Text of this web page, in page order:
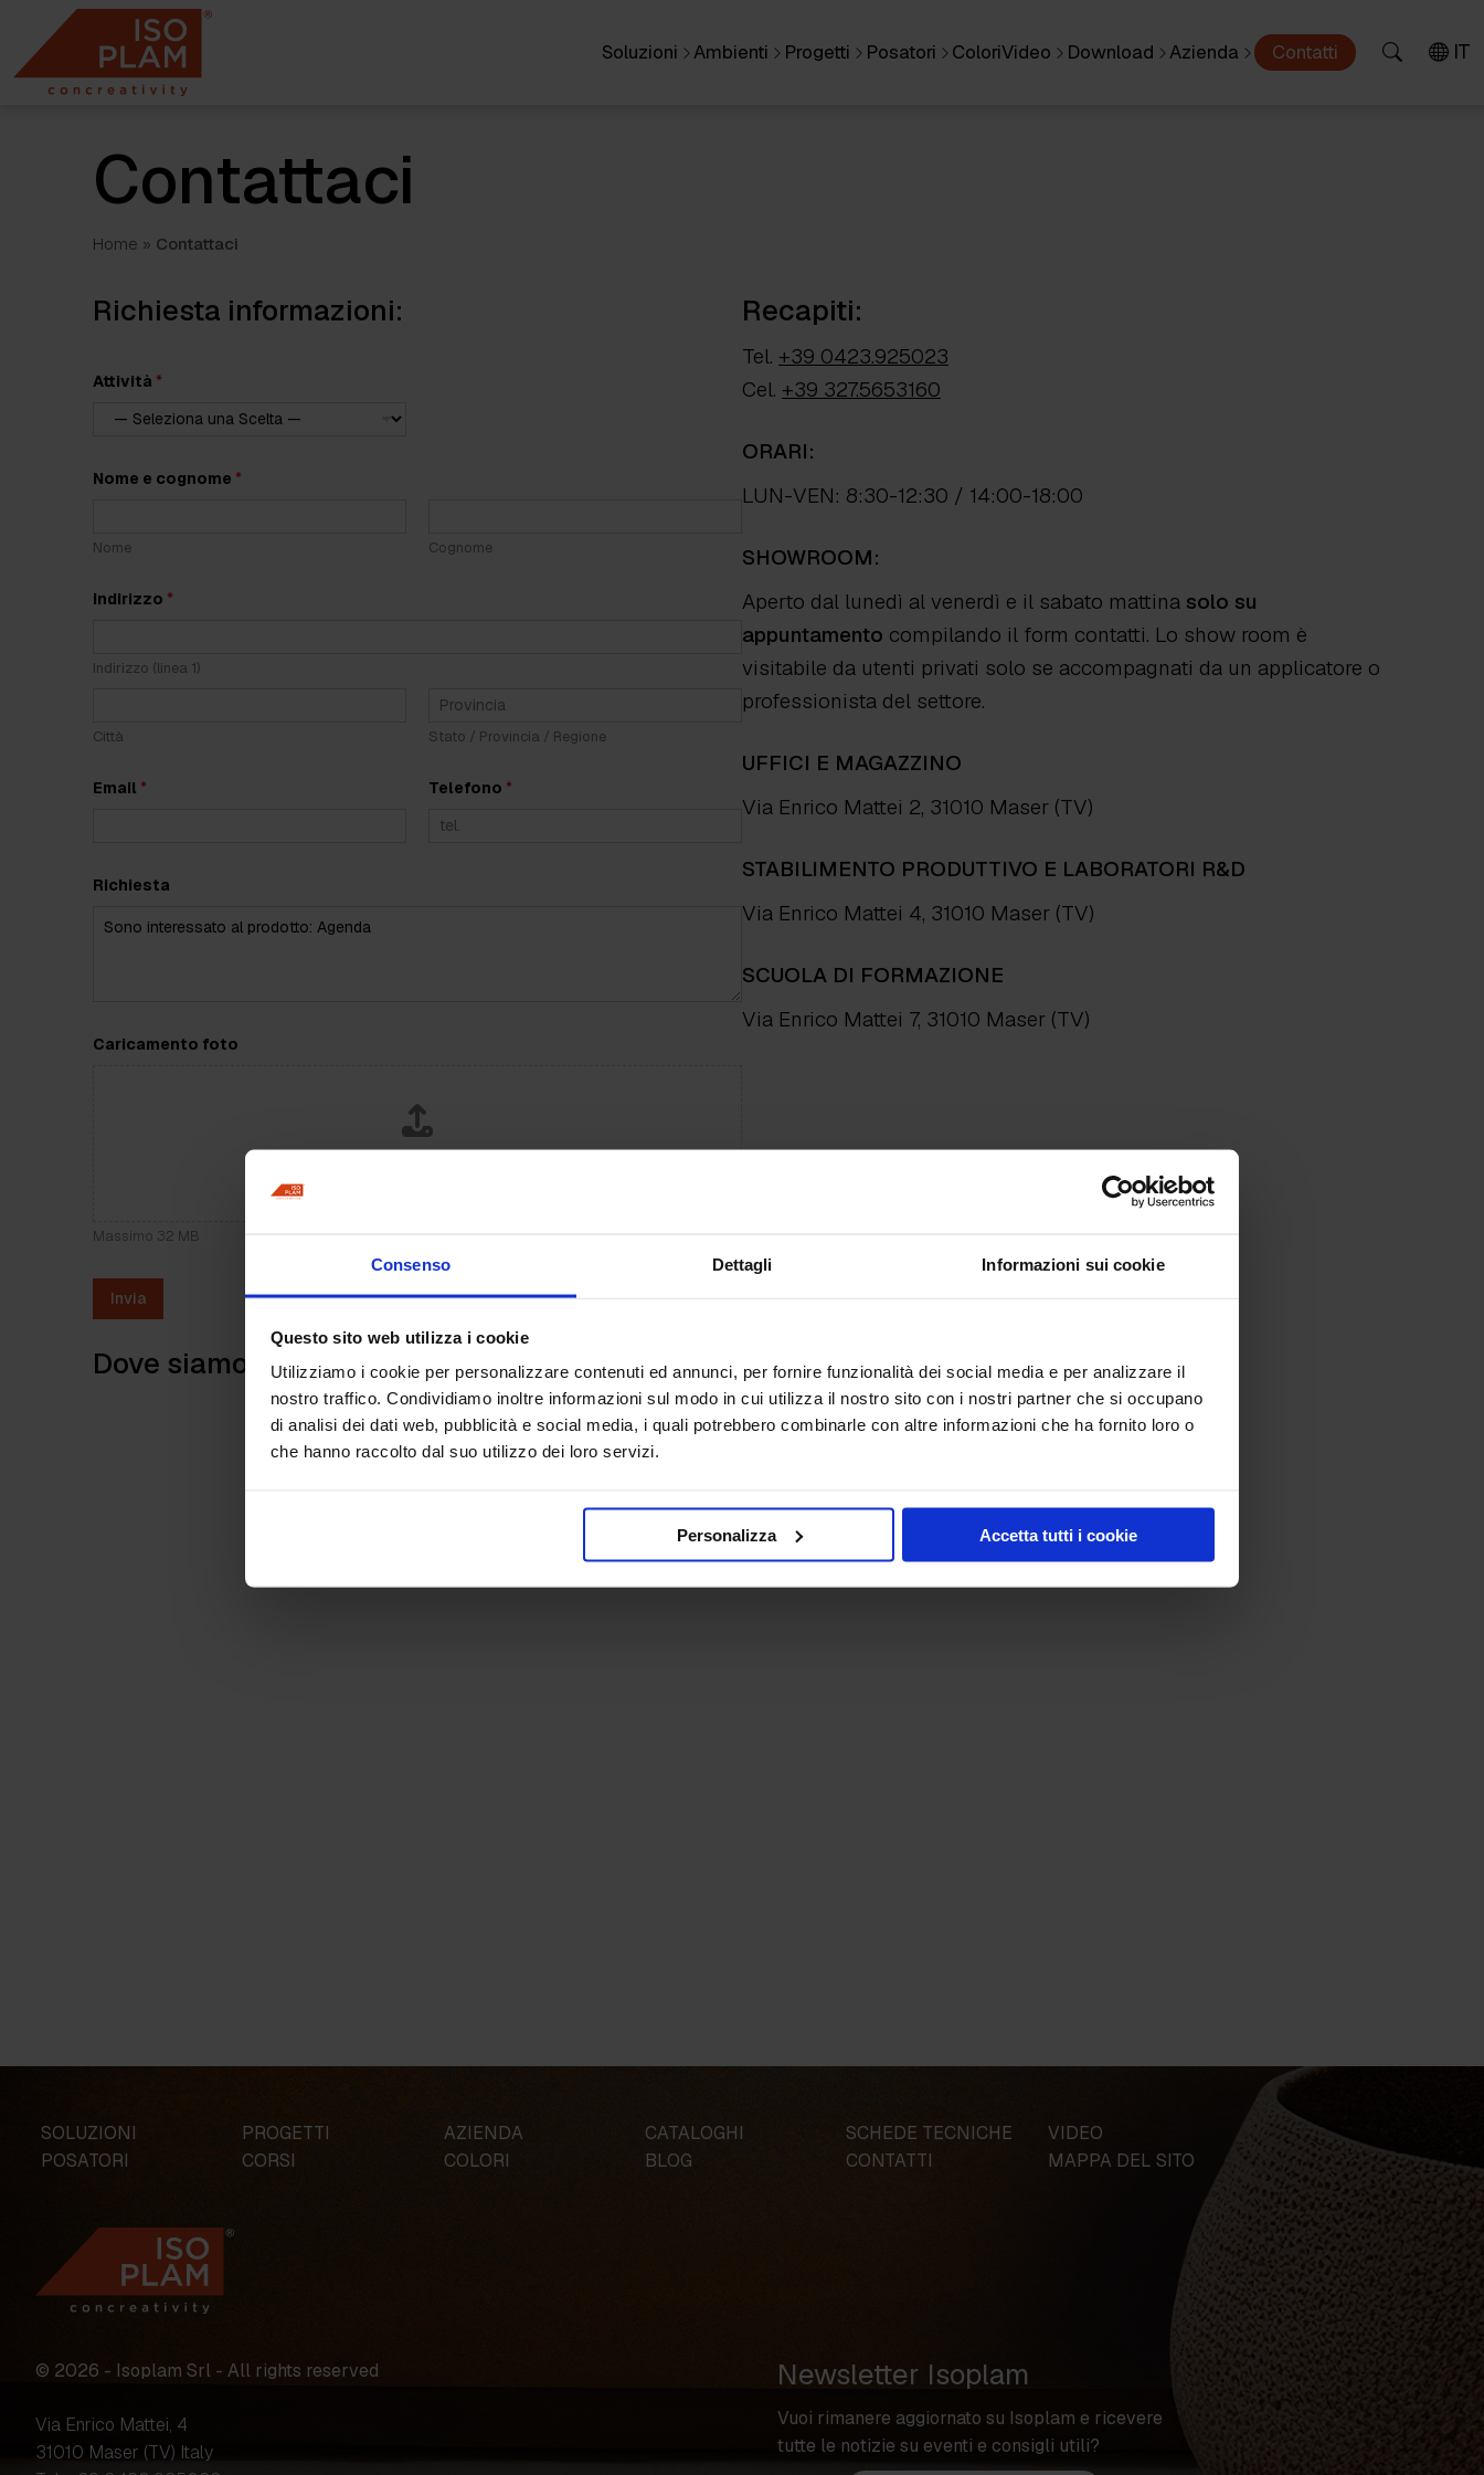
Consenso Dettagli Informazioni sui cookie
Questo sito web utilizza i cookie
Utilizziamo i cookie per personalizzare contenuti ed annunci, per fornire funzionalità dei social media e per analizzare il
nostro traffico. Condividiamo inoltre informazioni sul modo in cui utilizza il nostro sito con i nostri partner che si occupano
di analisi dei dati web, pubblicità e social media, i quali potrebbero combinarle con altre informazioni che ha fornito loro o
che hanno raccolto dal suo utilizzo dei loro servizi.
Personalizza Accetta tutti i cookie
content
Soluzioni Ambienti Progetti Posatori ColoriVideo Download Azienda Contatti IT
Contattaci
Home » Contattaci
Richiesta informazioni:
Attività *
n
l
s
i
Nome e cognome *
Nome Cognome
Indirizzo *
Indirizzo (linea 1)
Città Stato / Provincia / Regione
Email * Telefono *
Richiesta
Caricamento foto
Massimo 32 MB
Invia
Recapiti:
Tel. +39 0423.925023
Cel. +39 327.5653160
ORARI:
LUN-VEN: 8:30-12:30 / 14:00-18:00
SHOWROOM:
Aperto dal lunedì al venerdì e il sabato mattina solo su
appuntamento compilando il form contatti. Lo show room è
visitabile da utenti privati solo se accompagnati da un applicatore o
professionista del settore.
UFFICI E MAGAZZINO
Via Enrico Mattei 2, 31010 Maser (TV)
STABILIMENTO PRODUTTIVO E LABORATORI R&D
Via Enrico Mattei 4, 31010 Maser (TV)
SCUOLA DI FORMAZIONE
Via Enrico Mattei 7, 31010 Maser (TV)
Dove siamo:
SOLUZIONI PROGETTI AZIENDA CATALOGHI SCHEDE TECNICHE
VIDEO
POSATORI
CORSI COLORI BLOG CONTATTI MAPPA DEL SITO
© 2026 - Isoplam Srl - All rights reserved
Via Enrico Mattei, 4
31010 Maser (TV) Italy
Newsletter Isoplam
Vuoi rimanere aggiornato su Isoplam e ricevere
tutte le notizie su eventi e consigli utili?